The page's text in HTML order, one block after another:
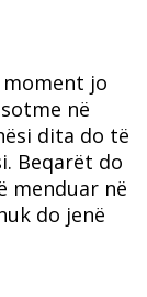
moment jo
në
dita do të
Beqarët do
menduar në
do jenë